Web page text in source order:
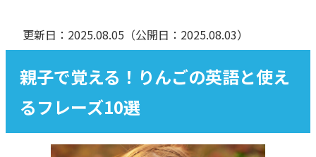
更新日：2025.08.05 （公開日：2025.08.03）
親子で覚える！りんごの英語と使え
るフレーズ10選